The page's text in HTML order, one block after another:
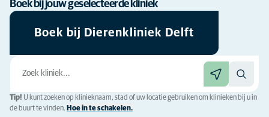
Tip! U kunt zoeken op klinieknaam, stad of uw locatie gebruiken om klinieken bij u in
de buurt te vinden. Hoe in te schakelen.
Boek bij jouw geselecteerde kliniek
Boek bij Dierenkliniek Delft